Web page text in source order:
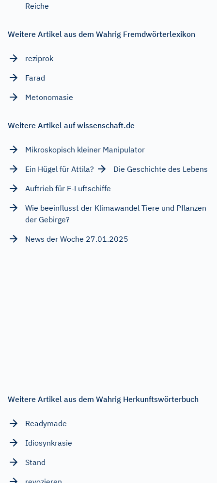
Reiche
Weitere Artikel aus dem Wahrig Fremdwörterlexikon
reziprok
Farad
Metonomasie
Weitere Artikel auf wissenschaft.de
Mikroskopisch kleiner Manipulator
Ein Hügel für Attila?
Die Geschichte des Lebens
Auftrieb für E-Luftschiffe
Wie beeinflusst der Klimawandel Tiere und Pflanzen
der Gebirge?
News der Woche 27.01.2025
Weitere Artikel aus dem Wahrig Herkunftswörterbuch
Readymade
Idiosynkrasie
Stand